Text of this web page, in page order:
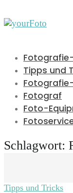
Tipps und
Fotograf
Foto-
Schlagwort:
Tipps und Tricks